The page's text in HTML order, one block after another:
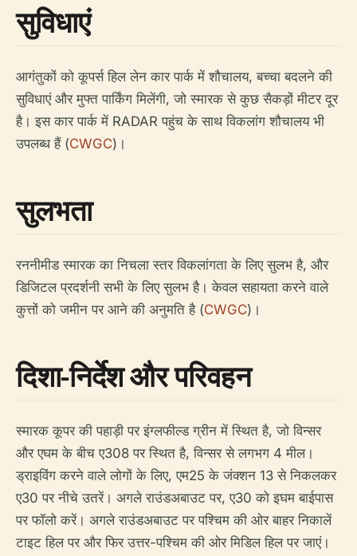
सुविधाएं
आगंतुकों को कूपर्स हिल लेन कार पार्क में शौचालय, बच्चा बदलने की
सुविधाएं और मुफ्त पार्किंग मिलेंगी, जो स्मारक से कुछ सैकड़ों मीटर दूर
है। इस कार पार्क में RADAR पहुंच के साथ विकलांग शौचालय भी
उपलब्ध हैं (CWGC)।
सुलभता
रननीमीड स्मारक का निचला स्तर विकलांगता के लिए सुलभ है, और
डिजिटल प्रदर्शनी सभी के लिए सुलभ है। केवल सहायता करने वाले
कुत्तों को जमीन पर आने की अनुमति है (CWGC)।
दिशा-निर्देश और परिवहन
स्मारक कूपर की पहाड़ी पर इंग्लफील्ड ग्रीन में स्थित है, जो विन्सर
और एघम के बीच ए308 पर स्थित है, विन्सर से लगभग 4 मील।
ड्राइविंग करने वाले लोगों के लिए, एम25 के जंक्शन 13 से निकलकर
ए30 पर नीचे उतरें। अगले राउंडअबाउट पर, ए30 को इघम बाईपास
पर फॉलो करें। अगले राउंडअबाउट पर पश्चिम की ओर बाहर निकालें
टाइट हिल पर और फिर उत्तर-पश्चिम की ओर मिडिल हिल पर जाएं।